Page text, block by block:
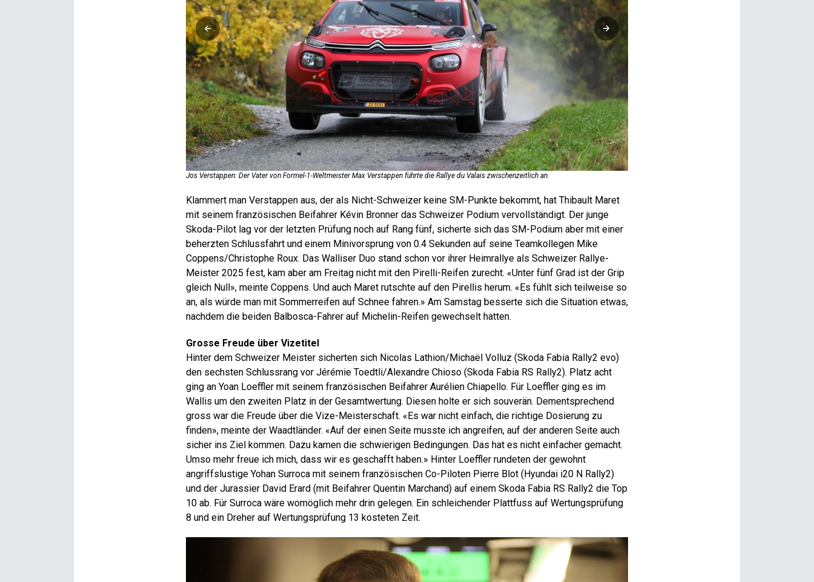
Jos Verstappen: Der Vater von Formel-1-Weltmeister Max Verstappen führte die Rallye du Valais zwischenzeitlich an.
Klammert man Verstappen aus, der als Nicht-Schweizer keine SM-Punkte bekommt, hat Thibault Maret
mit seinem französischen Beifahrer Kévin Bronner das Schweizer Podium vervollständigt. Der junge
Skoda-Pilot lag vor der letzten Prüfung noch auf Rang fünf, sicherte sich das SM-Podium aber mit einer
beherzten Schlussfahrt und einem Minivorsprung von 0.4 Sekunden auf seine Teamkollegen Mike
Coppens/Christophe Roux. Das Walliser Duo stand schon vor ihrer Heimrallye als Schweizer Rallye-
Meister 2025 fest, kam aber am Freitag nicht mit den Pirelli-Reifen zurecht. «Unter fünf Grad ist der Grip
gleich Null», meinte Coppens. Und auch Maret rutschte auf den Pirellis herum. «Es fühlt sich teilweise so
an, als würde man mit Sommerreifen auf Schnee fahren.» Am Samstag besserte sich die Situation etwas,
nachdem die beiden Balbosca-Fahrer auf Michelin-Reifen gewechselt hatten.
Grosse Freude über Vizetitel
Hinter dem Schweizer Meister sicherten sich Nicolas Lathion/Michaël Volluz (Skoda Fabia Rally2 evo)
den sechsten Schlussrang vor Jérémie Toedtli/Alexandre Chioso (Skoda Fabia RS Rally2). Platz acht
ging an Yoan Loeffler mit seinem französischen Beifahrer Aurélien Chiapello. Für Loeffler ging es im
Wallis um den zweiten Platz in der Gesamtwertung. Diesen holte er sich souverän. Dementsprechend
gross war die Freude über die Vize-Meisterschaft. «Es war nicht einfach, die richtige Dosierung zu
finden», meinte der Waadtländer. «Auf der einen Seite musste ich angreifen, auf der anderen Seite auch
sicher ins Ziel kommen. Dazu kamen die schwierigen Bedingungen. Das hat es nicht einfacher gemacht.
Umso mehr freue ich mich, dass wir es geschafft haben.» Hinter Loeffler rundeten der gewohnt
angriffslustige Yohan Surroca mit seinem französischen Co-Piloten Pierre Blot (Hyundai i20 N Rally2)
und der Jurassier David Erard (mit Beifahrer Quentin Marchand) auf einem Skoda Fabia RS Rally2 die Top
10 ab. Für Surroca wäre womöglich mehr drin gelegen. Ein schleichender Plattfuss auf Wertungsprüfung
8 und ein Dreher auf Wertungsprüfung 13 kosteten Zeit.